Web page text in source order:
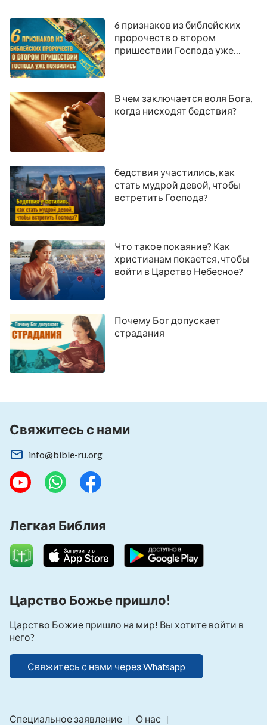
6 признаков из библейских
пророчеств о втором
пришествии Господа уже
В чем заключается воля Бога,
когда нисходят бедствия?
бедствия участились, как
стать мудрой девой, чтобы
встретить Господа?
Что такое покаяние? Как
христианам покается, чтобы
войти в Царство Небесное?
Почему Бог допускает
страдания
Свяжитесь с нами
info@bible-ru.org
Легкая Библия
Царство Божье пришло!
Царство Божие пришло на мир! Вы хотите войти в
него?
Свяжитесь с нами через Whatsapp
Специальное заявление | О нас |